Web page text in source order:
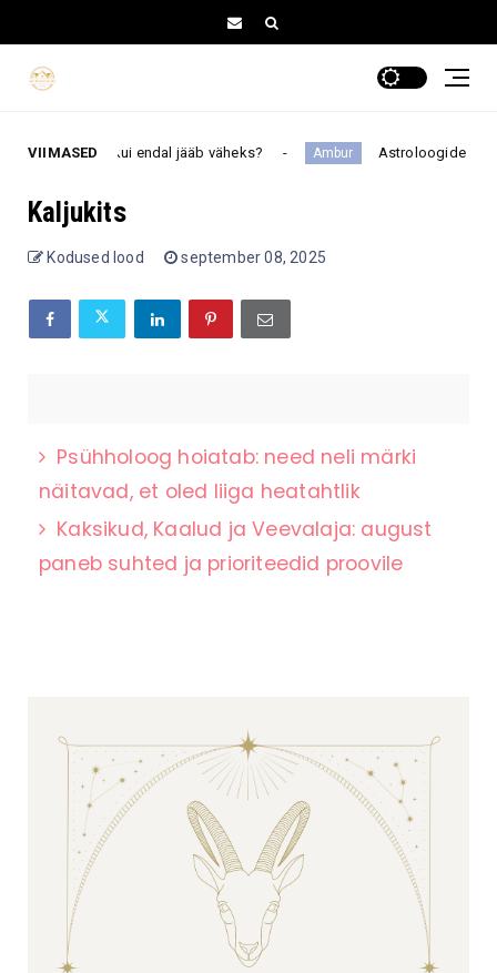
VIIMASED
aitama, kui endal jääb väheks? Ambur Astroloogide sõnul
Kaljukits
Kodused lood september 08, 2025
Psühholoog hoiatab: need neli märki
näitavad, et oled liiga heatahtlik
Kaksikud, Kaalud ja Veevalaja: august
paneb suhted ja prioriteedid proovile